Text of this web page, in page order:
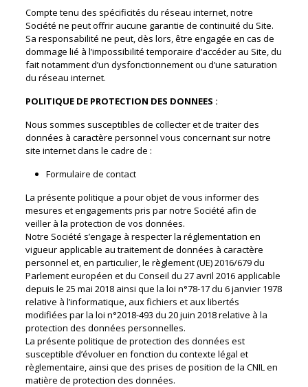
Compte tenu des spécificités du réseau internet, notre
Société ne peut offrir aucune garantie de continuité du Site.
Sa responsabilité ne peut, dès lors, être engagée en cas de
dommage lié à l’impossibilité temporaire d’accéder au Site, du
fait notamment d’un dysfonctionnement ou d’une saturation
du réseau internet.
POLITIQUE DE PROTECTION DES DONNEES :
Nous sommes susceptibles de collecter et de traiter des
données à caractère personnel vous concernant sur notre
site internet dans le cadre de :
Formulaire de contact
La présente politique a pour objet de vous informer des
mesures et engagements pris par notre Société afin de
veiller à la protection de vos données.
Notre Société s’engage à respecter la réglementation en
vigueur applicable au traitement de données à caractère
personnel et, en particulier, le règlement (UE) 2016/679 du
Parlement européen et du Conseil du 27 avril 2016 applicable
depuis le 25 mai 2018 ainsi que la loi n°78-17 du 6 janvier 1978
relative à l’informatique, aux fichiers et aux libertés
modifiées par la loi n°2018-493 du 20 juin 2018 relative à la
protection des données personnelles.
La présente politique de protection des données est
susceptible d’évoluer en fonction du contexte légal et
règlementaire, ainsi que des prises de position de la CNIL en
matière de protection des données.